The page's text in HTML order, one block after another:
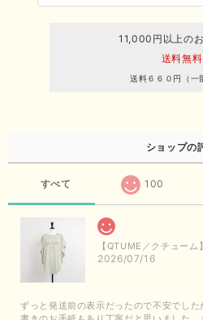
11,000円以上の
送料無料
送料６６０円（一
ショップの
すべて 100
2026/07/16
ずっと発送前の表示だったので不安でし